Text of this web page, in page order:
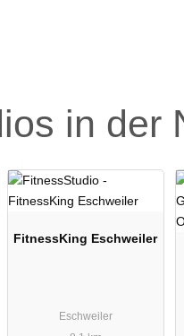
in der
FitnessKing Eschweiler
Eschweiler